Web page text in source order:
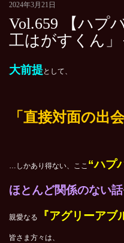
2024年3月21日
Vol.659 【ハプ
工はがすくん
大前提として、
「直接対面の出会
…しかあり得ない、ここ “ハプ
ほとんど関係のない話
親愛なる 『アグリーアブ
皆さま方々は、